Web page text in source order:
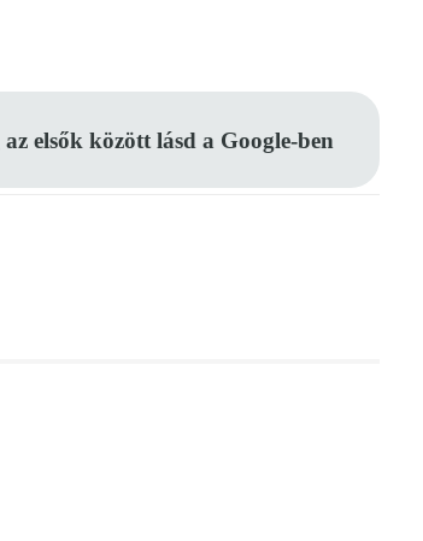
elsők között lásd a Google-ben